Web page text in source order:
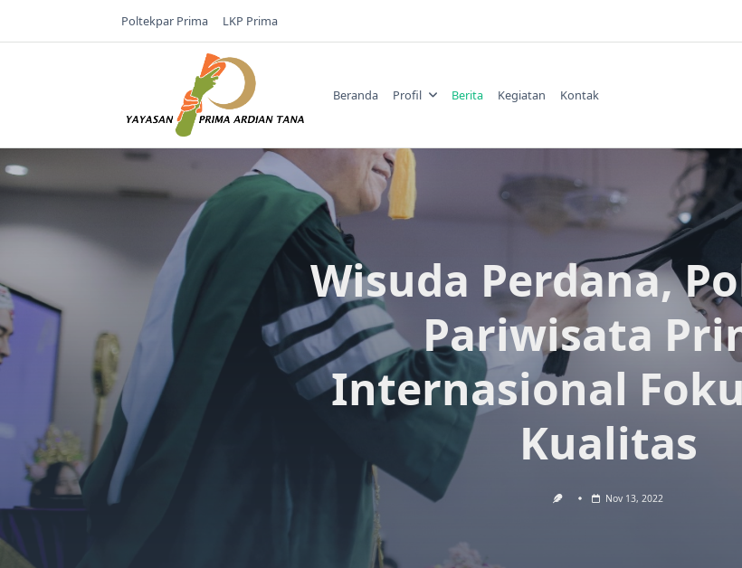
Poltekpar Prima LKP Prima
Beranda Profil Berita Kegiatan Kontak
Wisuda Perdana,
Pariwisata
Internasional
Kualitas
Nov 13, 2022